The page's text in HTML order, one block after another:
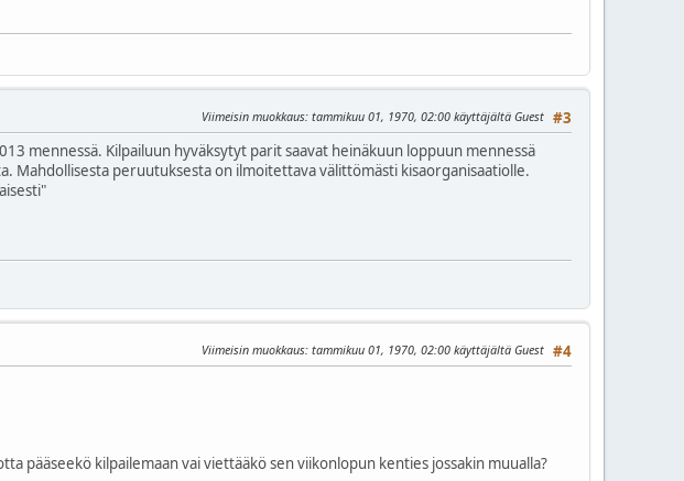
#3
Viimeisin muokkaus: tammikuu 01, 1970, 02:00 käyttäjältä Guest
mennessä. Kilpailuun hyväksytyt parit saavat heinäkuun loppuun mennessä
Mahdollisesta peruutuksesta on ilmoitettava välittömästi kisaorganisaatiolle.
#4
Viimeisin muokkaus: tammikuu 01, 1970, 02:00 käyttäjältä Guest
pääseekö kilpailemaan vai viettääkö sen viikonlopun kenties jossakin muualla?